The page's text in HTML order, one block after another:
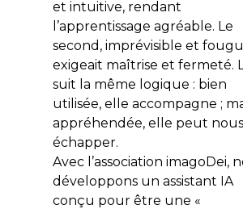
et intuitive, rendant
l’apprentissage agréable. Le
second, imprévisible et
exigeait maîtrise et fermeté.
suit la même logique : bien
utilisée, elle accompagne ;
appréhendée, elle peut nous
échapper.
Avec l’association imagoDei,
développons un assistant IA
conçu pour être une «